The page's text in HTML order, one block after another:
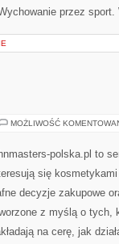
przez
MOŻLIWOŚĆ
polska.pl to
się
decyzje zakupowe
z myślą o tych,
na cerę, jak